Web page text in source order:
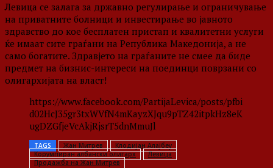
Левица се залага за државно регулирање и ограничување
на приватните болници и инвестирање во јавното
здравство до кое бесплатен пристап и квалитетни услуги
ќе имаат сите граѓани на Република Македонија, а не
само богатите. Здравјето на граѓаните не смее да биде
предмет на бизнис-интереси на поединци поврзани со
олигархијата на власт!
https://www.facebook.com/PartijaLevica/posts/pfbi
d02HcJ35gr3txWVfN4mKayzXJqu9pTZ42itpkHz8eK
ugDZGfjeVcAkjRjsrT5dnMmuJl
TAGS Жан Митрев
Клодијан Алајбеу
Корумпиран албански олигарх
Левица
Продажба на Жан Митрев